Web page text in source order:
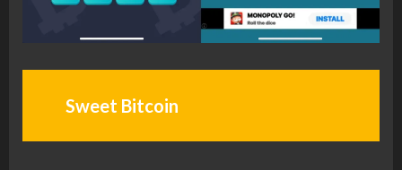
Sweet Bitcoin